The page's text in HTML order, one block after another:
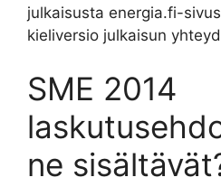
julkaisusta energia.fi-
kieliversio julkaisun
SME 2014
ne